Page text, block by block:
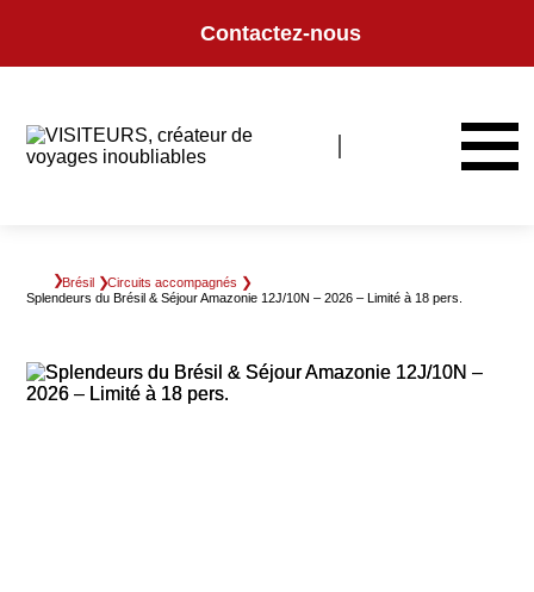
Contactez-nous
Brésil
Circuits accompagnés
Splendeurs du Brésil & Séjour Amazonie 12J/10N – 2026 – Limité à 18 pers.